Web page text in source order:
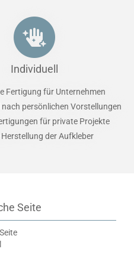
Individuell
Fertigung für Unternehmen
persönlichen Vorstellungen
für private Projekte
Herstellung der Aufkleber
Seite